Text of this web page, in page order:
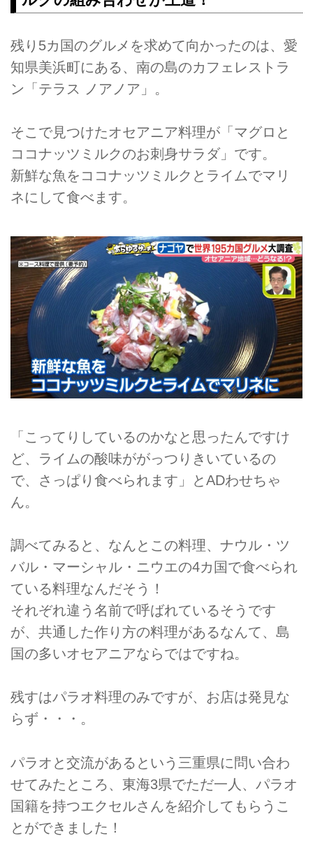
残り5カ国のグルメを求めて向かったのは、愛
知県美浜町にある、南の島のカフェレストラ
ン「テラス ノアノア」。
そこで見つけたオセアニア料理が「マグロと
ココナッツミルクのお刺身サラダ」です。
新鮮な魚をココナッツミルクとライムでマリ
ネにして食べます。
「こってりしているのかなと思ったんですけ
ど、ライムの酸味ががっつりきいているの
で、さっぱり食べられます」とADわせちゃ
ん。
調べてみると、なんとこの料理、ナウル・ツ
バル・マーシャル・ニウエの4カ国で食べられ
ている料理なんだそう！
それぞれ違う名前で呼ばれているそうです
が、共通した作り方の料理があるなんて、島
国の多いオセアニアならではですね。
残すはパラオ料理のみですが、お店は発見な
らず・・・。
パラオと交流があるという三重県に問い合わ
せてみたところ、東海3県でただ一人、パラオ
国籍を持つエクセルさんを紹介してもらうこ
とができました！